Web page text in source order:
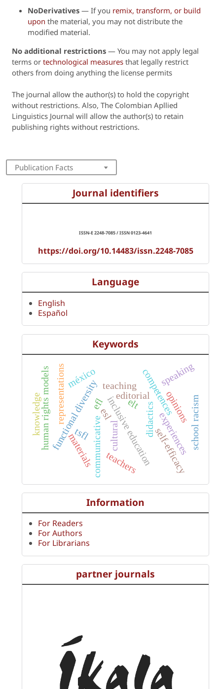
NoDerivatives — If you remix, transform, or build
upon the material, you may not distribute the
modified material.
No additional restrictions — You may not apply legal
terms or technological measures that legally restrict
others from doing anything the license permits
The journal allow the author(s) to hold the copyright
without restrictions. Also, The Colombian Apllied
Linguistics Journal will allow the author(s) to retain
publishing rights without restrictions.
Publication Facts
Journal identifiers
ISSN-E 2248-7085 / ISSN 0123-4641
https://doi.org/10.14483/issn.2248-7085
Language
English
Español
Keywords
editorial
esl
functional diversity
human rights models inclusive education
representations competences
communicative cultural didactics
materials
tsfl
teaching
experiences
speaking
opinions
knowledge efl
self-efficacy
teachers
elt school racism
méxico
Information
For Readers
For Authors
For Librarians
partner journals